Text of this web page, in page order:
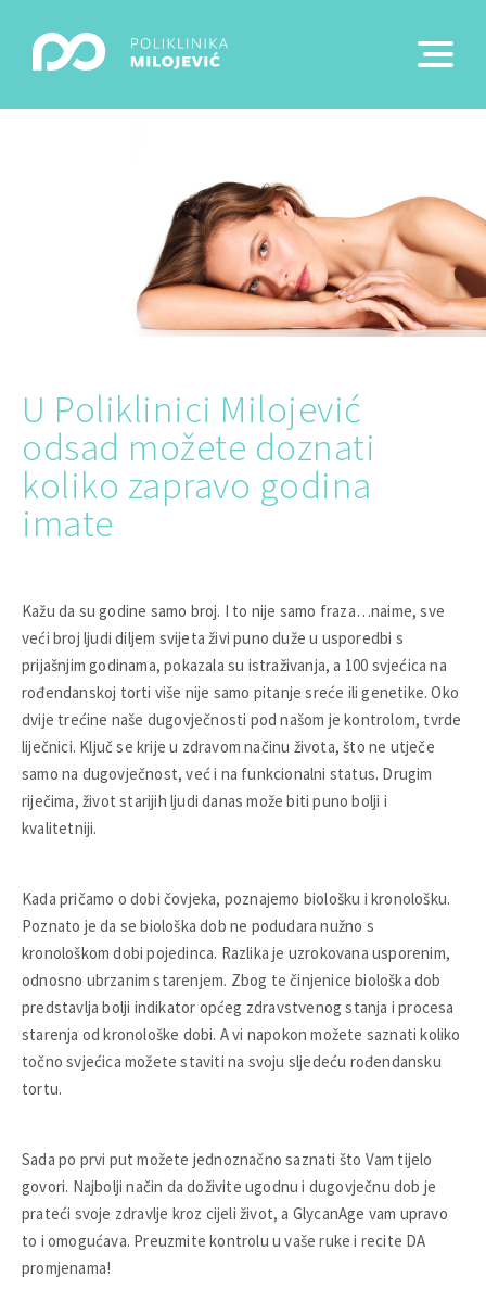
U Poliklinici Milojević
odsad možete doznati
koliko zapravo godina
imate
Kažu da su godine samo broj. I to nije samo fraza…naime, sve
veći broj ljudi diljem svijeta živi puno duže u usporedbi s
prijašnjim godinama, pokazala su istraživanja, a 100 svjećica na
rođendanskoj torti više nije samo pitanje sreće ili genetike. Oko
dvije trećine naše dugovječnosti pod našom je kontrolom, tvrde
liječnici. Ključ se krije u zdravom načinu života, što ne utječe
samo na dugovječnost, već i na funkcionalni status. Drugim
riječima, život starijih ljudi danas može biti puno bolji i
kvalitetniji.
Kada pričamo o dobi čovjeka, poznajemo biološku i kronološku.
Poznato je da se biološka dob ne podudara nužno s
kronološkom dobi pojedinca. Razlika je uzrokovana usporenim,
odnosno ubrzanim starenjem. Zbog te činjenice biološka dob
predstavlja bolji indikator općeg zdravstvenog stanja i procesa
starenja od kronološke dobi. A vi napokon možete saznati koliko
točno svjećica možete staviti na svoju sljedeću rođendansku
tortu.
Sada po prvi put možete jednoznačno saznati što Vam tijelo
govori. Najbolji način da doživite ugodnu i dugovječnu dob je
prateći svoje zdravlje kroz cijeli život, a GlycanAge vam upravo
to i omogućava. Preuzmite kontrolu u vaše ruke i recite DA
promjenama!